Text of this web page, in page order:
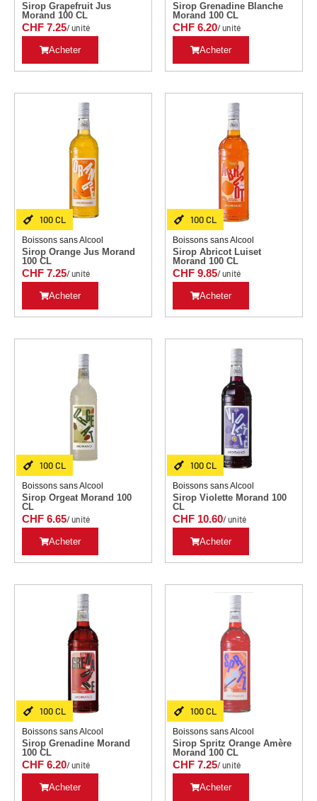
Sirop Grapefruit Jus
Morand 100 CL
CHF 7.25/ unité
Acheter
Sirop Grenadine Blanche
Morand 100 CL
CHF 6.20/ unité
Acheter
100 CL
Boissons sans Alcool
Sirop Orange Jus Morand
100 CL
CHF 7.25/ unité
Acheter
100 CL
Boissons sans Alcool
Sirop Abricot Luiset
Morand 100 CL
CHF 9.85/ unité
Acheter
100 CL
Boissons sans Alcool
Sirop Orgeat Morand 100
CL
CHF 6.65/ unité
Acheter
100 CL
Boissons sans Alcool
Sirop Violette Morand 100
CL
CHF 10.60/ unité
Acheter
100 CL
Boissons sans Alcool
Sirop Grenadine Morand
100 CL
CHF 6.20/ unité
Acheter
100 CL
Boissons sans Alcool
Sirop Spritz Orange Amère
Morand 100 CL
CHF 7.25/ unité
Acheter